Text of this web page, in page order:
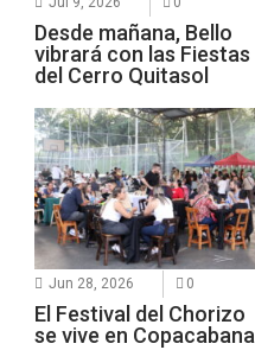
Desde mañana, Bello
vibrará con las Fiestas
del Cerro Quitasol
Jun 28, 2026 0
El Festival del Chorizo
se vive en Copacabana